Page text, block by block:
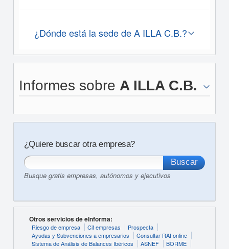
¿Dónde está la sede de A ILLA C.B.?
Informes sobre A ILLA C.B.
¿Quiere buscar otra empresa?
Busque gratis empresas, autónomos y ejecutivos
Otros servicios de eInforma:
Riesgo de empresa Cif empresas
Prospecta
Ayudas y Subvenciones a empresarios
Consultar RAI online
Sistema de Análisis de Balances Ibéricos
ASNEF
BORME